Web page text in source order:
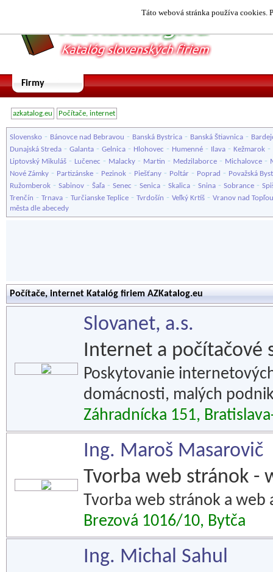
Táto webová stránka používa cookies.
Firmy
azkatalog.eu Počítače, internet
Slovensko - Bánovce nad Bebravou - Banská Bystrica - Banská Štiavnica -
Dunajská Streda - Galanta - Gelnica - Hlohovec - Humenné - Ilava - Kežmarok -
Liptovský Mikuláš - Lučenec - Malacky - Martin - Medzilaborce - Michalovce -
Nové Zámky - Partizánske - Pezinok - Piešťany - Poltár - Poprad - Považská
Ružomberok - Sabinov - Šaľa - Senec - Senica - Skalica - Snina - Sobrance -
Trenčín - Trnava - Turčianske Teplice - Tvrdošín - Veľký Krtíš - Vranov nad Topľou
města dle abecedy
Počítače, internet Katalóg firiem AZKatalog.eu
Slovanet, a.s.
Internet a počítačové
Poskytovanie
domácnosti, malých
Záhradnícka 151,
Ing. Maroš Masarovič
Tvorba web stránok -
Tvorba web stránok a
Brezová 1016/10, Bytča
Ing. Michal Sahul